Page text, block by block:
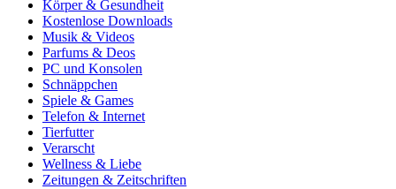
Körper & Gesundheit
Kostenlose Downloads
Musik & Videos
Parfums & Deos
PC und Konsolen
Schnäppchen
Spiele & Games
Telefon & Internet
Tierfutter
Verarscht
Wellness & Liebe
Zeitungen & Zeitschriften